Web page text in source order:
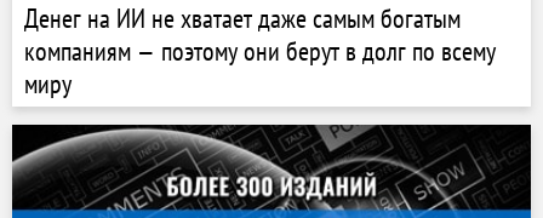
Денег на ИИ не хватает даже самым богатым
компаниям — поэтому они берут в долг по всему
миру